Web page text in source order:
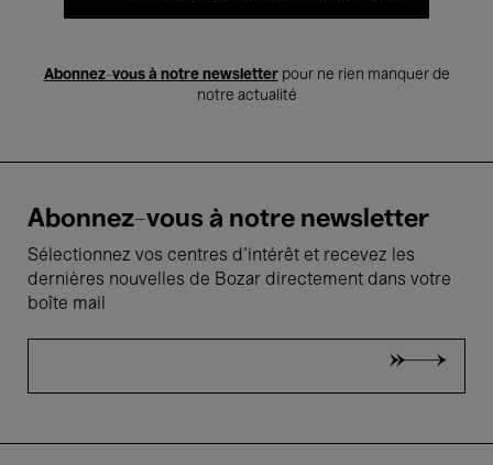
Abonnez-vous à notre newsletterpour ne rien manquer de
notre actualité
Abonnez-vous à notre newsletter
Sélectionnez vos centres d'intérêt et recevez les
dernières nouvelles de Bozar directement dans votre
boîte mail